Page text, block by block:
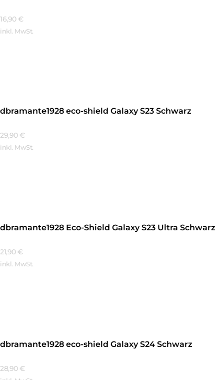
16,90 €
inkl. MwSt.
dbramante1928 eco-shield Galaxy S23 Schwarz
29,90 €
inkl. MwSt.
dbramante1928 Eco-Shield Galaxy S23 Ultra Schwarz
21,90 €
inkl. MwSt.
dbramante1928 eco-shield Galaxy S24 Schwarz
28,90 €